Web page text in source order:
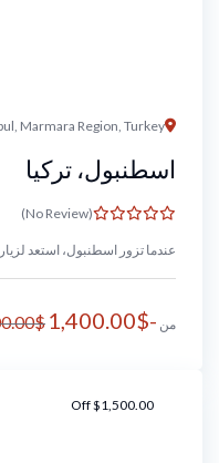
Marmara Region, Turkey
اسطنبول، تركيا
(No Review)
عندما تزور اسطنبول، استعد
من -
$
1,400.00
$
$1,500.00
Off